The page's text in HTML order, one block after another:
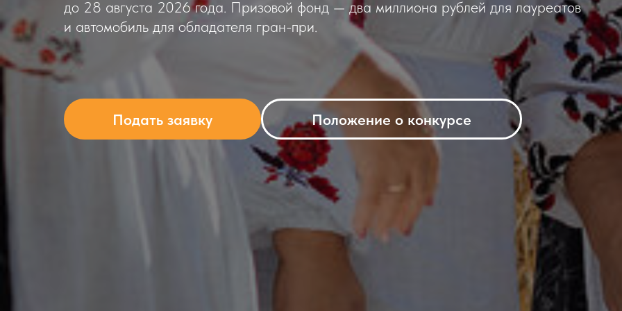
до 28 августа 2026 года. Призовой фонд — два миллиона рублей для лауреатов
и автомобиль для обладателя гран-при.
Подать заявку Положение о конкурсе